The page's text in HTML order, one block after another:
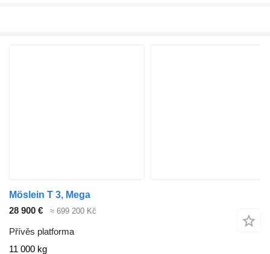
Möslein T 3, Mega
28 900 €
≈ 699 200 Kč
Přívěs platforma
11 000 kg